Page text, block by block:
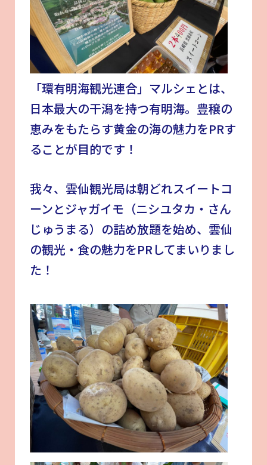
「環有明海観光連合」マルシェとは、
日本最大の干潟を持つ有明海。豊穣の
恵みをもたらす黄金の海の魅力をPRす
ることが目的です！
我々、雲仙観光局は朝どれスイートコ
ーンとジャガイモ（ニシユタカ・さん
じゅうまる）の詰め放題を始め、雲仙
の観光・食の魅力をPRしてまいりまし
た！